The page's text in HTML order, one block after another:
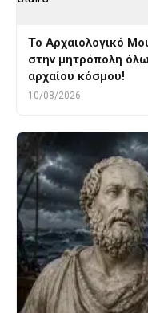
Το Αρχαιολογικό
στην μητρόπολη
αρχαίου κόσμου!
10/08/2026